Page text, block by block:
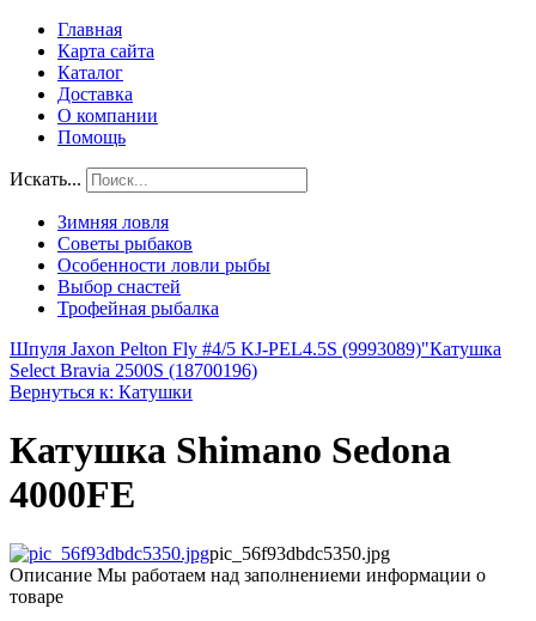
Главная
Карта сайта
Каталог
Доставка
О компании
Помощь
Искать...
Зимняя ловля
Советы рыбаков
Особенности ловли рыбы
Выбор снастей
Трофейная рыбалка
Шпуля Jaxon Pelton Fly #4/5 KJ-PEL4.5S (9993089)"Катушка
Select Bravia 2500S (18700196)
Вернуться к: Катушки
Катушка Shimano Sedona
4000FE
pic_56f93dbdc5350.jpg
Описание Мы работаем над заполнениеми информации о
товаре